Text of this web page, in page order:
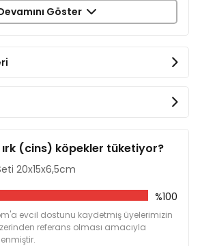
sırasında hem temel ihtiyaçlar
ve 20 x 15 x 6,5 cm boyutlarıyla
bir çözüm sunar.
Göster
ırk (cins) köpekler tüketiyor?
20x15x6,5cm
%100
evcil dostunu kaydetmiş üyelerimizin
referans olması amacıyla